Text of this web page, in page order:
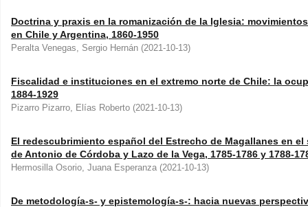
Doctrina y praxis en la romanización de la Iglesia:
en Chile y Argentina, 1860-1950
Peralta Venegas, Sergio Hernán (2021-10-13)
Fiscalidad e instituciones en el extremo norte de Chile: la
1884-1929
Pizarro Pizarro, Elías Roberto (2021-10-13)
El redescubrimiento español del Estrecho de Magallanes en
de Antonio de Córdoba y Lazo de la Vega, 1785-1786 y 1788-
Hermosilla Osorio, Juana Esperanza (2021-10-13)
De metodología-s- y epistemología-s-: hacia nuevas